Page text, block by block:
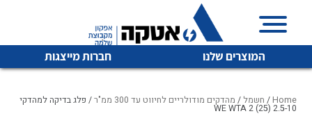
המוצרים שלנו חברות מייצגות
Home
/ חשמל / מהדקים מודולריים לחיווט עד 300 ממ"ר / פלג בדיקה למהדקי
WE WTA 2 (25) 2.5-10